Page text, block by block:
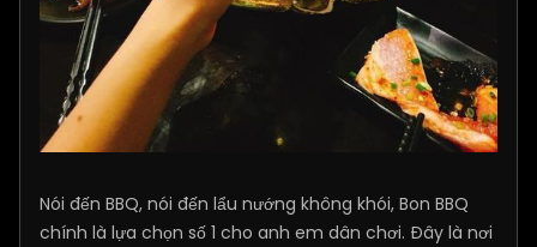
Nói đến BBQ, nói đến lẩu nướng không khói, Bon BBQ
chính là lựa chọn số 1 cho anh em dân chơi. Đây là nơi